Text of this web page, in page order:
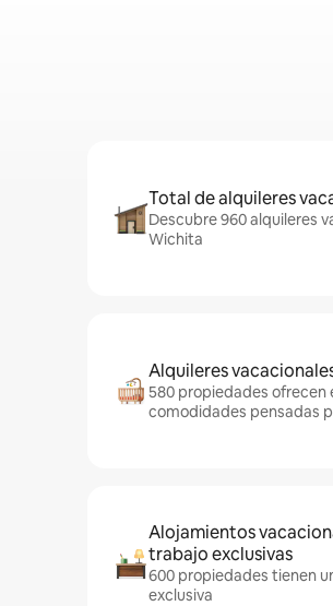
Total de alquileres
Descubre 960 alquileres
Wichita
Alquileres
580 propiedades ofrecen
comodidades pensadas
Alojamientos
trabajo exclusivas
600 propiedades tienen
exclusiva